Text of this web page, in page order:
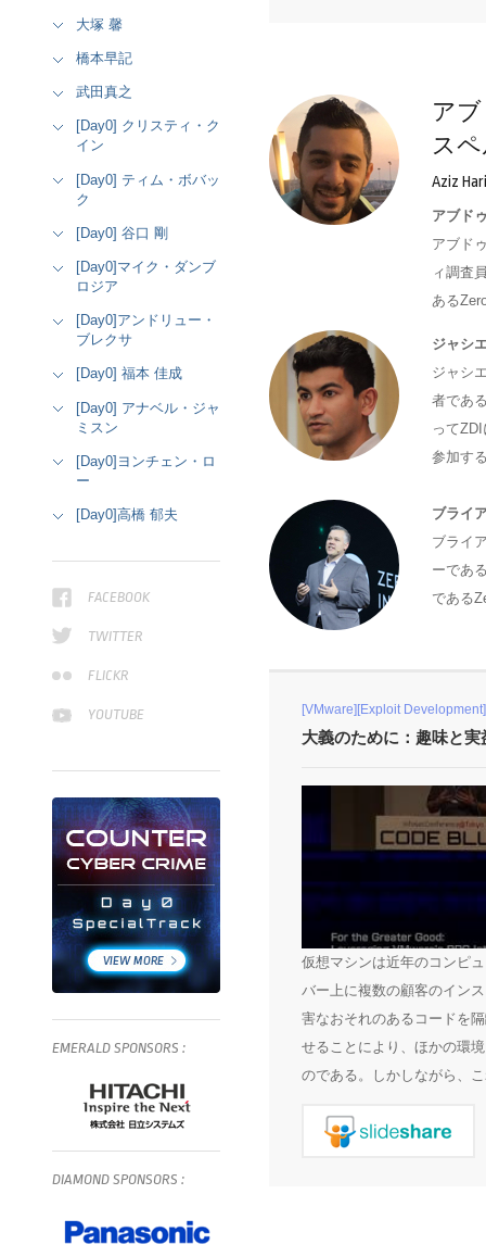
大塚 馨
橋本早記
武田真之
[Day0] クリスティ・ク
イン
[Day0] ティム・ボバッ
ク
[Day0] 谷口 剛
[Day0]マイク・ダンブ
ロジア
[Day0]アンドリュー・
ブレクサ
[Day0] 福本 佳成
[Day0] アナベル・ジャ
ミスン
[Day0]ヨンチェン・ロ
ー
[Day0]高橋 郁夫
FACEBOOK
TWITTER
FLICKR
YOUTUBE
ア
ス
Aziz
アブド
アブド
ィ調査
ある
ジャシ
ジャシ
者であ
って
参加す
ブライ
ブライ
ーであ
である
[VMware][Exploit
大義のために：趣味と
仮想マシンは近年のコンピ
バー上に複数の顧客のイン
害なおそれのあるコードを
せることにより、ほかの環
のである。しかしながら、
EMERALD SPONSORS :
DIAMOND SPONSORS :